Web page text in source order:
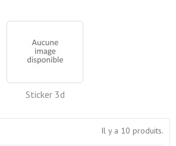
Sticker 3d
Il y a 10 produits.